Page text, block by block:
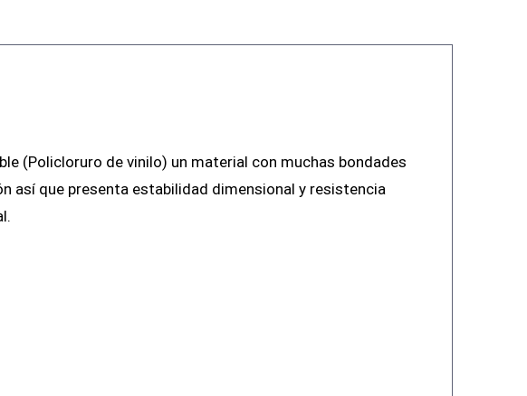
(Policloruro de vinilo) un material con muchas bondades
así que presenta estabilidad dimensional y resistencia